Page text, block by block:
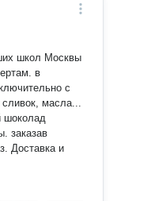
школ Москвы
в
масла...
шоколад
заказав